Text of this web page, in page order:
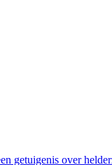
getuigenis over